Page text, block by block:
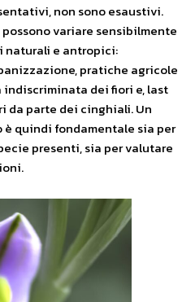
non sono esaustivi.
variare sensibilmente
naturali e antropici:
pratiche agricole
dei fiori e, last
da parte dei cinghiali. Un
quindi fondamentale sia per
presenti, sia per valutare